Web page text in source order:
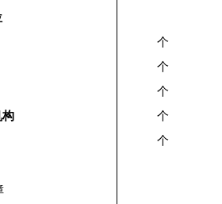
个
个
个
构
个
个